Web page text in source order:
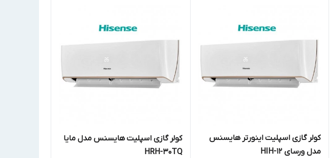
کولر گازی اسپلیت اینورتر هایسنس
مدل ورسای HIH-12
کولر گازی اسپلیت هایسنس مدل مایا
HRH-30TQ